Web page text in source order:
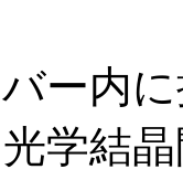
ー内
学結